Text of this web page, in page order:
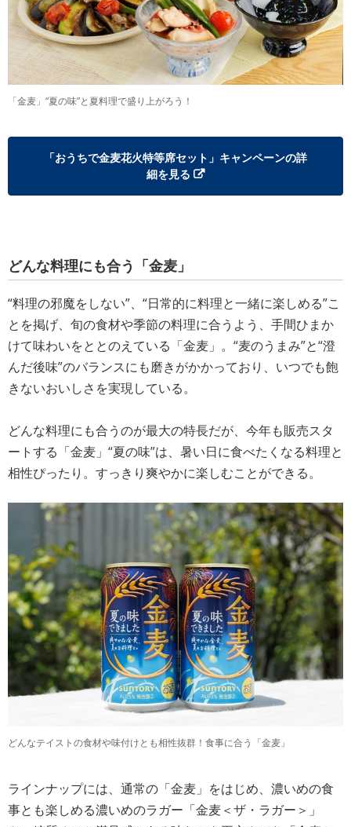
「金麦」“夏の味”と夏料理で盛り上がろう！
「おうちで金麦花火特等席セット」キャンペーンの詳
細を見る
どんな料理にも合う「金麦」
“料理の邪魔をしない”、“日常的に料理と一緒に楽しめる”こ
とを掲げ、旬の食材や季節の料理に合うよう、手間ひまか
けて味わいをととのえている「金麦」。“麦のうまみ”と“澄
んだ後味”のバランスにも磨きがかかっており、いつでも飽
きないおいしさを実現している。
どんな料理にも合うのが最大の特長だが、今年も販売スタ
ートする「金麦」“夏の味”は、暑い日に食べたくなる料理と
相性ぴったり。すっきり爽やかに楽しむことができる。
どんなテイストの食材や味付けとも相性抜群！食事に合う「金麦」
ラインナップには、通常の「金麦」をはじめ、濃いめの食
事とも楽しめる濃いめのラガー「金麦＜ザ・ラガー＞」